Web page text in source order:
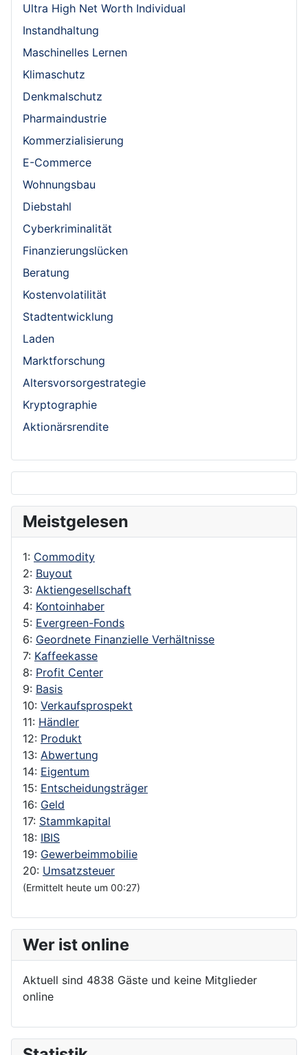
Ultra High Net Worth Individual
Instandhaltung
Maschinelles Lernen
Klimaschutz
Denkmalschutz
Pharmaindustrie
Kommerzialisierung
E-Commerce
Wohnungsbau
Diebstahl
Cyberkriminalität
Finanzierungslücken
Beratung
Kostenvolatilität
Stadtentwicklung
Laden
Marktforschung
Altersvorsorgestrategie
Kryptographie
Aktionärsrendite
Meistgelesen
1: Commodity
2: Buyout
3: Aktiengesellschaft
4: Kontoinhaber
5: Evergreen-Fonds
6: Geordnete Finanzielle Verhältnisse
7: Kaffeekasse
8: Profit Center
9: Basis
10: Verkaufsprospekt
11: Händler
12: Produkt
13: Abwertung
14: Eigentum
15: Entscheidungsträger
16: Geld
17: Stammkapital
18: IBIS
19: Gewerbeimmobilie
20: Umsatzsteuer
(Ermittelt heute um 00:27)
Wer ist online
Aktuell sind 4838 Gäste und keine Mitglieder
online